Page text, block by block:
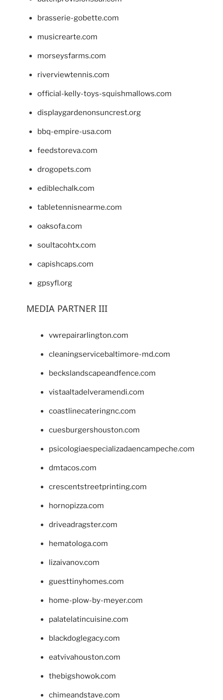
brasserie-gobette.com
musicrearte.com
morseysfarms.com
riverviewtennis.com
official-kelly-toys-squishmallows.com
displaygardenonsuncrest.org
bbq-empire-usa.com
feedstoreva.com
drogopets.com
ediblechalk.com
tabletennisnearme.com
oaksofa.com
soultacohtx.com
capishcaps.com
gpsyfl.org
MEDIA PARTNER III
vwrepairarlington.com
cleaningservicebaltimore-md.com
beckslandscapeandfence.com
vistaaltadelveramendi.com
coastlinecateringnc.com
cuesburgershouston.com
psicologiaespecializadaencampeche.com
dmtacos.com
crescentstreetprinting.com
hornopizza.com
driveadragster.com
hematologa.com
lizaivanov.com
guesttinyhomes.com
home-plow-by-meyer.com
palatelatincuisine.com
blackdoglegacy.com
eatvivahouston.com
thebigshowok.com
chimeandstave.com